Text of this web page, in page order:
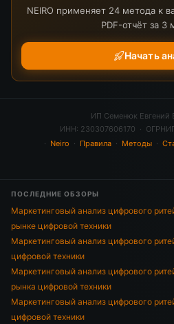
NEIRO применяет 24 метода к
PDF-отчёт за 3
Начать
ИП Семенюк Евгений
ИНН: 230307606170 ·
· Neiro · Правила· Методы·
ПОСЛЕДНИЕ ОБЗОРЫ
Маркетинговый анализ цифрового
рынке цифровой техники
Маркетинговый анализ цифрового
цифровой техники
Маркетинговый анализ цифрового
рынка цифровой техники
Маркетинговый анализ цифрового
цифровой техники